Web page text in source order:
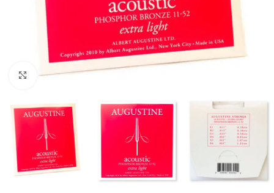
Click to enlarge